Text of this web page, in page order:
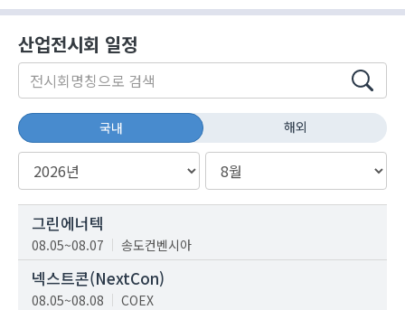
산업전시회 일정
국내 해외
그린에너텍
08.05~08.07 송도컨벤시아
넥스트콘(NextCon)
08.05~08.08 COEX